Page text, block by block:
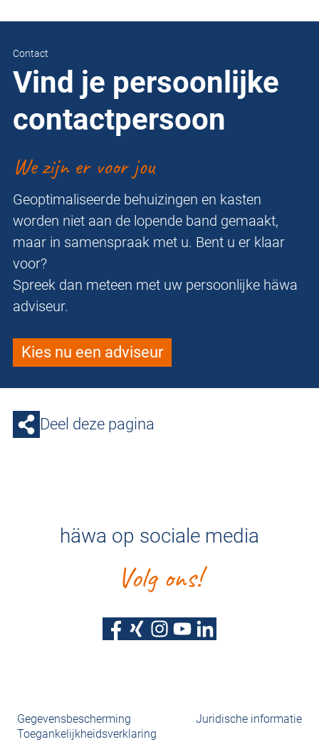
Contact
Vind je persoonlijke
contactpersoon
We zijn er voor jou
Geoptimaliseerde behuizingen en kasten
worden niet aan de lopende band gemaakt,
maar in samenspraak met u. Bent u er klaar
voor?
Spreek dan meteen met uw persoonlijke häwa
adviseur.
Kies nu een adviseur
Deel deze pagina
häwa op sociale media
Volg ons!
Gegevensbescherming
Juridische informatie
Toegankelijkheidsverklaring